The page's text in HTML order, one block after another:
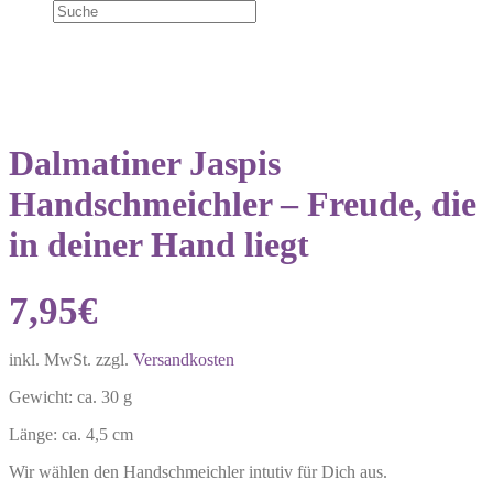
Dalmatiner Jaspis
Handschmeichler – Freude, die
in deiner Hand liegt
7,95€
inkl. MwSt. zzgl. Versandkosten
Gewicht: ca. 30 g
Länge: ca. 4,5 cm
Wir wählen den Handschmeichler intutiv für Dich aus.